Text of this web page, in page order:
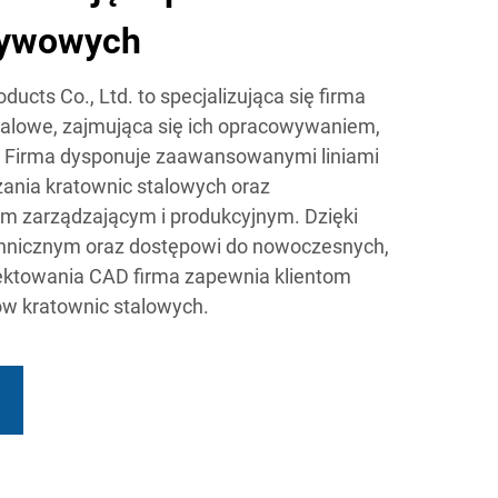
Co., Ltd. to specjalizująca się firma
zajmująca się ich opracowywaniem,
dysponuje zaawansowanymi liniami
kratownic stalowych oraz
zarządzającym i produkcyjnym. Dzięki
oraz dostępowi do nowoczesnych,
CAD firma zapewnia klientom
kratownic stalowych.